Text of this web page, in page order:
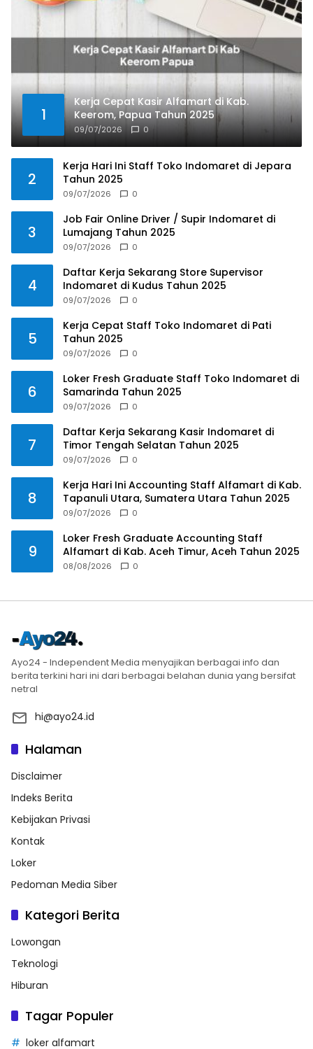
1
Kerja Cepat Kasir Alfamart di Kab.
Keerom, Papua Tahun 2025
09/07/2026 0
2
Kerja Hari Ini Staff Toko Indomaret di Jepara
Tahun 2025
09/07/2026 0
3
Job Fair Online Driver / Supir Indomaret di
Lumajang Tahun 2025
09/07/2026 0
4
Daftar Kerja Sekarang Store Supervisor
Indomaret di Kudus Tahun 2025
09/07/2026 0
5
Kerja Cepat Staff Toko Indomaret di Pati
Tahun 2025
09/07/2026 0
6
Loker Fresh Graduate Staff Toko Indomaret di
Samarinda Tahun 2025
09/07/2026 0
7
Daftar Kerja Sekarang Kasir Indomaret di
Timor Tengah Selatan Tahun 2025
09/07/2026 0
8
Kerja Hari Ini Accounting Staff Alfamart di Kab.
Tapanuli Utara, Sumatera Utara Tahun 2025
09/07/2026 0
9
Loker Fresh Graduate Accounting Staff
Alfamart di Kab. Aceh Timur, Aceh Tahun 2025
08/08/2026 0
Ayo24 - Independent Media menyajikan berbagai info dan
berita terkini hari ini dari berbagai belahan dunia yang bersifat
netral
hi@ayo24.id
Halaman
Disclaimer
Indeks Berita
Kebijakan Privasi
Kontak
Loker
Pedoman Media Siber
Kategori Berita
Lowongan
Teknologi
Hiburan
Tagar Populer
loker alfamart